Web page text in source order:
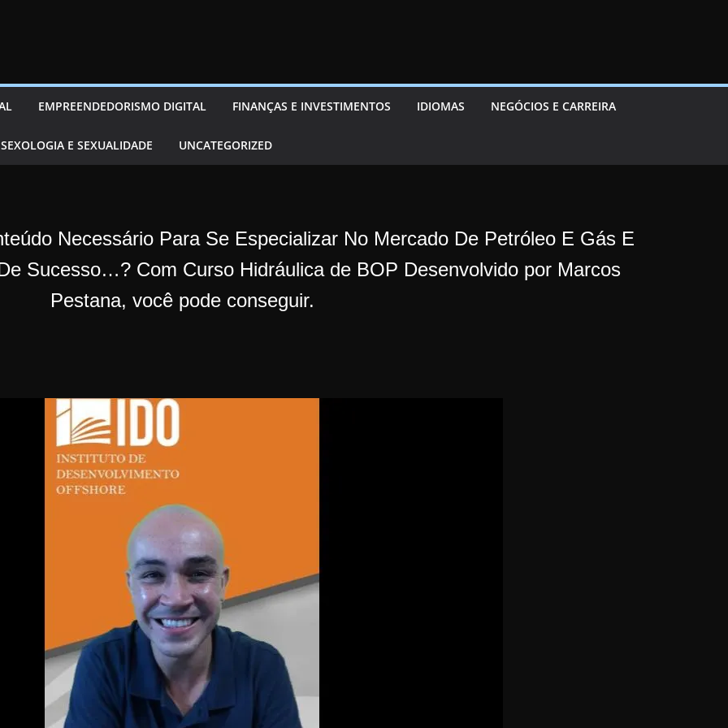
EMPREENDEDORISMO DIGITAL FINANÇAS E INVESTIMENTOS IDIOMAS NEGÓCIOS E CARREIRA
SEXOLOGIA E SEXUALIDADE UNCATEGORIZED
Necessário Para Se Especializar No Mercado De Petróleo E Gás E
Sucesso…? Com Curso Hidráulica de BOP Desenvolvido por Marcos
Pestana, você pode conseguir.